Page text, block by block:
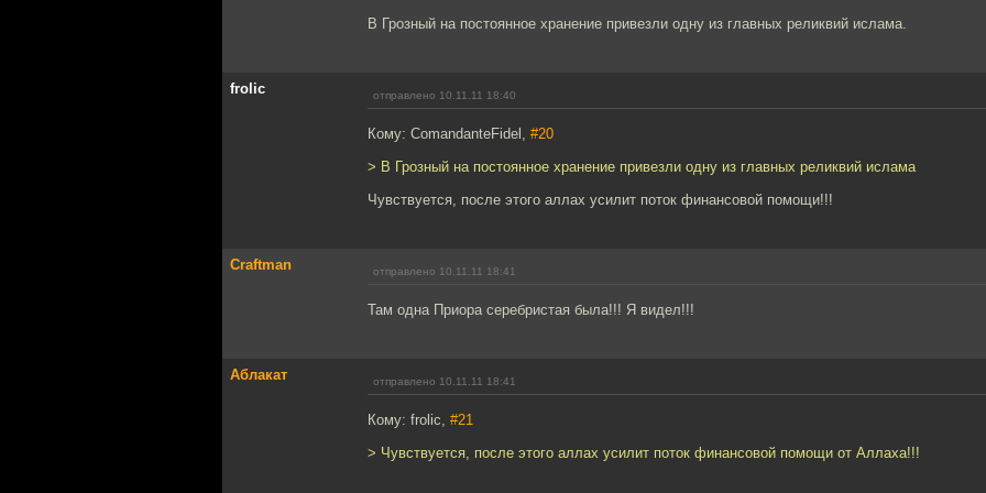
В Грозный на постоянное хранение привезли одну из главных реликвий ислама.
frolic отправлено 10.11.11 18:40
Кому: ComandanteFidel, #20
> В Грозный на постоянное хранение привезли одну из главных реликвий ислама
Чувствуется, после этого аллах усилит поток финансовой помощи!!!
Craftman отправлено 10.11.11 18:41
Там одна Приора серебристая была!!! Я видел!!!
Аблакат отправлено 10.11.11 18:41
Кому: frolic, #21
> Чувствуется, после этого аллах усилит поток финансовой помощи от Аллаха!!!